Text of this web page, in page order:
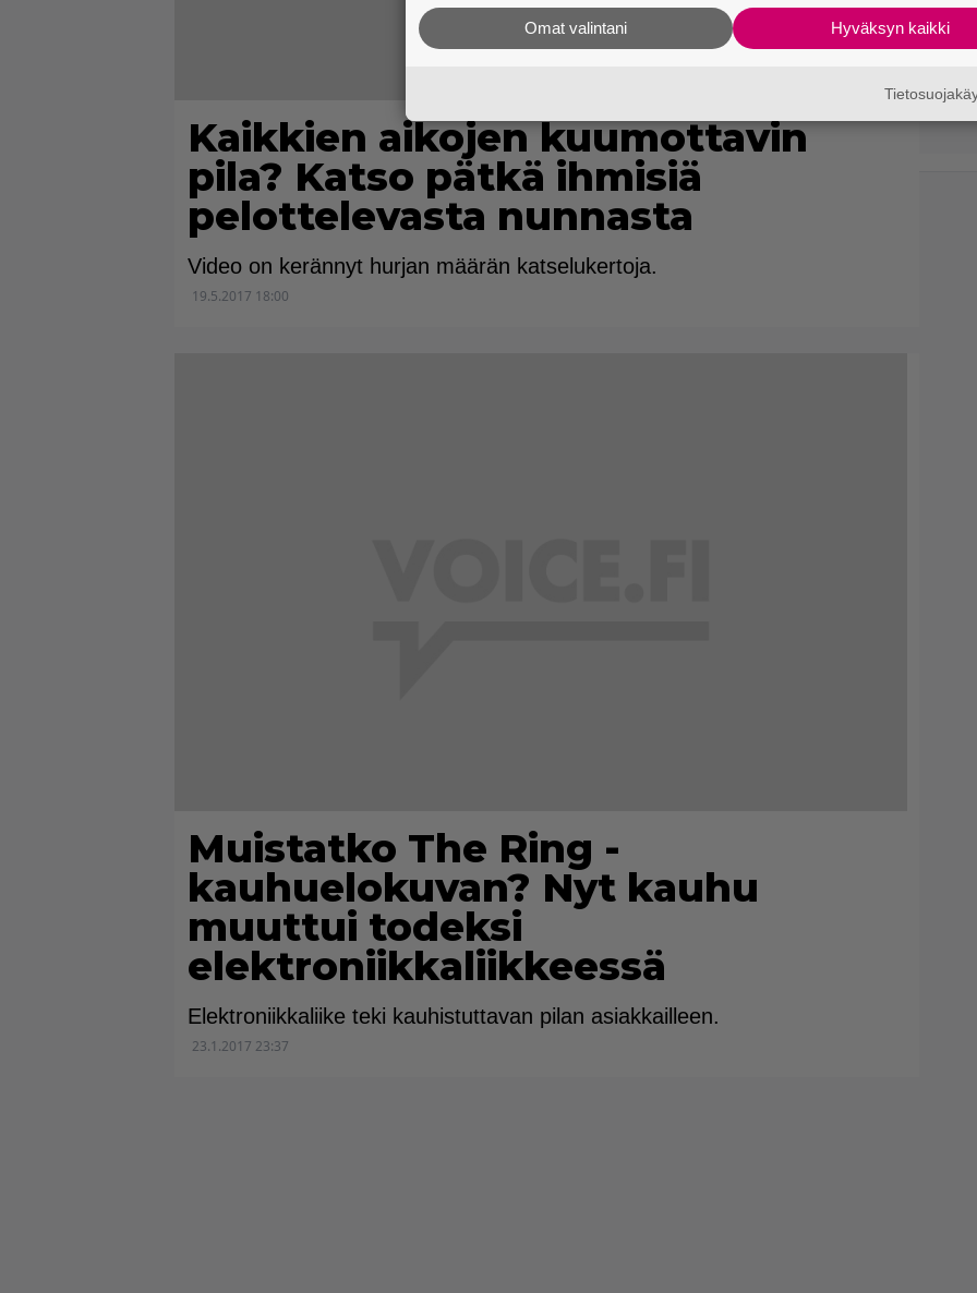
Kaikkien aikojen kuumottavin
pila? Katso pätkä ihmisiä
pelottelevasta nunnasta
Video on kerännyt hurjan määrän katselukertoja.
19.5.2017 18:00
Muistatko The Ring -
kauhuelokuvan? Nyt kauhu
muuttui todeksi
elektroniikkaliikkeessä
Elektroniikkaliike teki kauhistuttavan pilan asiakkailleen.
23.1.2017 23:37
Hyväksyn kaikki
Omat valintani